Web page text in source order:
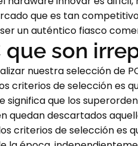
que es tan
un auténtico fiasco
que son
nuestra selección de
criterios de selección es
significa que los
quedan descartados
criterios de selección